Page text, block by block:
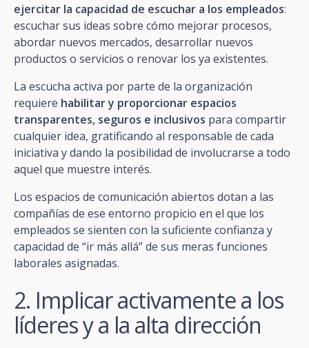
ejercitar la capacidad de escuchar a los empleados:
escuchar sus ideas sobre cómo mejorar procesos,
abordar nuevos mercados, desarrollar nuevos
productos o servicios o renovar los ya existentes.
La escucha activa por parte de la organización
requiere habilitar y proporcionar espacios
transparentes, seguros e inclusivos para compartir
cualquier idea, gratificando al responsable de cada
iniciativa y dando la posibilidad de involucrarse a todo
aquel que muestre interés.
Los espacios de comunicación abiertos dotan a las
compañías de ese entorno propicio en el que los
empleados se sienten con la suficiente confianza y
capacidad de “ir más allá” de sus meras funciones
laborales asignadas.
2. Implicar activamente a los
líderes y a la alta dirección